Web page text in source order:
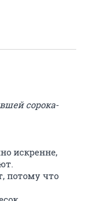
сорока-
искренне,
потому что